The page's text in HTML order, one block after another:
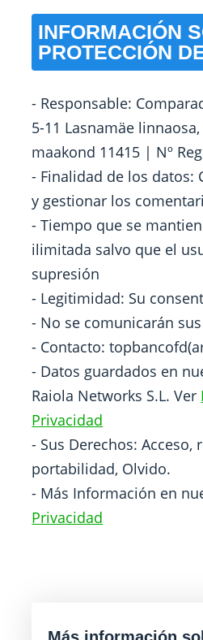
INFORMACIÓN
PROTECCIÓN
- Responsable:
5-11 Lasnamäe
maakond 11415 | Nº
- Finalidad de los datos:
y gestionar los
- Tiempo que se
ilimitada salvo que el
supresión
- Legitimidad: Su
- No se comunicarán
- Contacto:
- Datos guardados en
Raiola Networks S.L. Ver
Privacidad
- Sus Derechos: Acceso,
portabilidad, Olvido.
- Más Información en
Privacidad